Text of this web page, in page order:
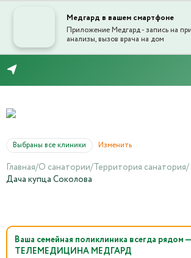
Медгард в вашем смартфоне
Приложение Медгард - запись на
анализы, вызов врача на дом
Выбраны все клиники Изменить
Главная/О санатории/Территория санатория/
Дача купца Соколова
Ваша семейная поликлиника всегда рядом —
ТЕЛЕМЕДИЦИНА МЕДГАРД